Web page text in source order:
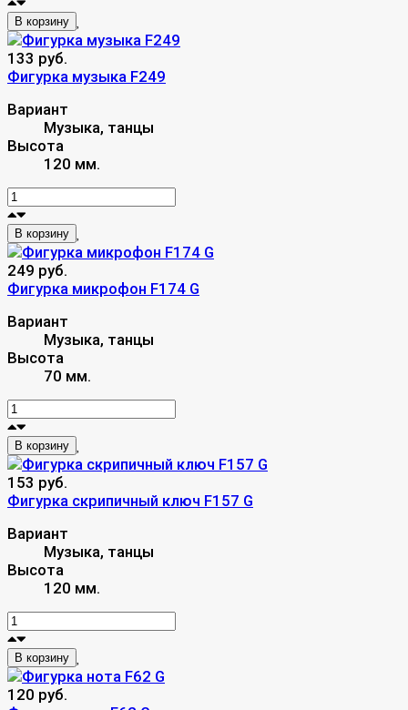
В корзину
133 руб.
Фигурка музыка F249
Вариант
Музыка, танцы
Высота
120 мм.
В корзину
249 руб.
Фигурка микрофон F174 G
Вариант
Музыка, танцы
Высота
70 мм.
В корзину
153 руб.
Фигурка скрипичный ключ F157 G
Вариант
Музыка, танцы
Высота
120 мм.
В корзину
120 руб.